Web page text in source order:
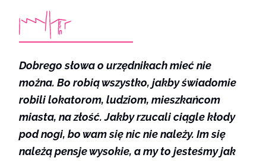
Dobrego słowa o urzędnikach mieć nie
można. Bo robią wszystko, jakby świadomie
robili lokatorom, ludziom, mieszkańcom
miasta, na złość. Jakby rzucali ciągle kłody
pod nogi, bo wam się nic nie należy. Im się
należą pensje wysokie, a my to jesteśmy jak